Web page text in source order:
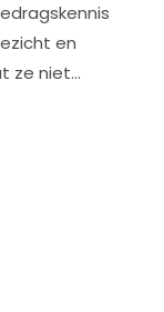
en
ze niet…